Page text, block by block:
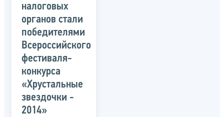
налоговых
органов стали
победителями
Всероссийского
фестиваля-
конкурса
«Хрустальные
звездочки -
2014»